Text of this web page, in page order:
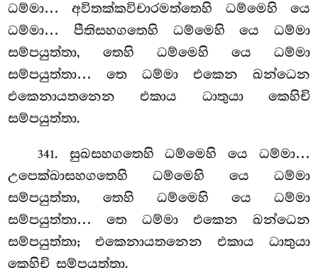
ධම්මා… අවිතක්කවිචාරමත්තෙහි ධම්මෙහි යෙ
ධම්මා… පීතිසහගතෙහි ධම්මෙහි යෙ ධම්මා
සම්පයුත්තා, තෙහි ධම්මෙහි යෙ ධම්මා
සම්පයුත්තා… තෙ ධම්මා එකෙන ඛන්ධෙන
එකෙනායතනෙන එකාය ධාතුයා කෙහිචි
සම්පයුත්තා.
341. සුඛසහගතෙහි ධම්මෙහි යෙ ධම්මා…
උපෙක්ඛාසහගතෙහි ධම්මෙහි යෙ ධම්මා
සම්පයුත්තා, තෙහි ධම්මෙහි යෙ ධම්මා
සම්පයුත්තා… තෙ ධම්මා එකෙන ඛන්ධෙන
සම්පයුත්තා; එකෙනායතනෙන එකාය ධාතුයා
කෙහිචි සම්පයුත්තා.